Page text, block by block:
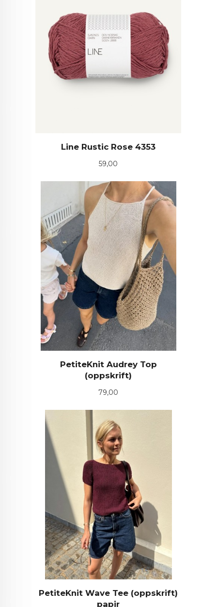
Line Rustic Rose 4353
Pris
59,00
PetiteKnit Audrey Top
(oppskrift)
Pris
79,00
PetiteKnit Wave Tee (oppskrift)
papir